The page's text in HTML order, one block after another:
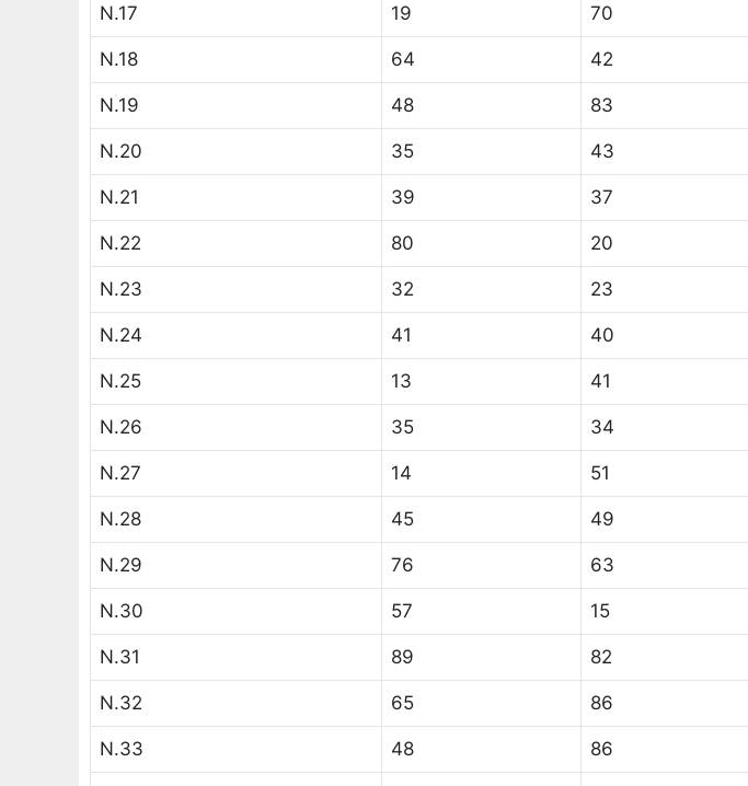
N.17 19 70
N.18 64 42
N.19 48 83
N.20 35 43
N.21 39 37
N.22 80 20
N.23 32 23
N.24 41 40
N.25 13 41
N.26 35 34
N.27 14 51
N.28 45 49
N.29 76 63
N.30 57 15
N.31 89 82
N.32 65 86
N.33 48 86